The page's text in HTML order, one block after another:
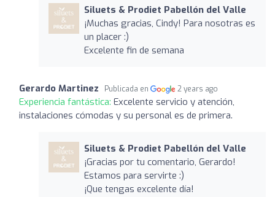
Siluets & Prodiet Pabellón del Valle
¡Muchas gracias, Cindy! Para nosotras es
un placer :)
Excelente fin de semana
Gerardo Martinez Publicada en 2 years ago
Experiencia fantástica: Excelente servicio y atención,
instalaciones cómodas y su personal es de primera.
Siluets & Prodiet Pabellón del Valle
¡Gracias por tu comentario, Gerardo!
Estamos para servirte :)
¡Que tengas excelente día!